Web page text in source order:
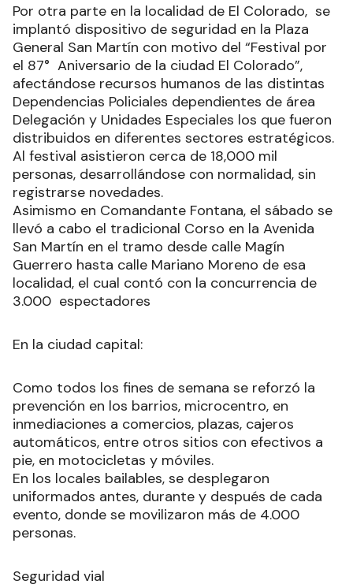
Por otra parte en la localidad de El Colorado, se
implantó dispositivo de seguridad en la Plaza
General San Martín con motivo del “Festival por
el 87° Aniversario de la ciudad El Colorado”,
afectándose recursos humanos de las distintas
Dependencias Policiales dependientes de área
Delegación y Unidades Especiales los que fueron
distribuidos en diferentes sectores estratégicos.
Al festival asistieron cerca de 18,000 mil
personas, desarrollándose con normalidad, sin
registrarse novedades.
Asimismo en Comandante Fontana, el sábado se
llevó a cabo el tradicional Corso en la Avenida
San Martín en el tramo desde calle Magín
Guerrero hasta calle Mariano Moreno de esa
localidad, el cual contó con la concurrencia de
3.000 espectadores
En la ciudad capital:
Como todos los fines de semana se reforzó la
prevención en los barrios, microcentro, en
inmediaciones a comercios, plazas, cajeros
automáticos, entre otros sitios con efectivos a
pie, en motocicletas y móviles.
En los locales bailables, se desplegaron
uniformados antes, durante y después de cada
evento, donde se movilizaron más de 4.000
personas.
Seguridad vial